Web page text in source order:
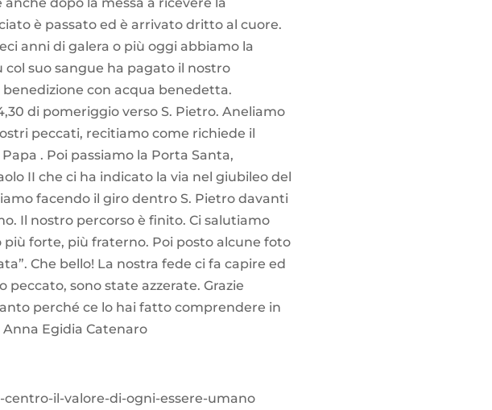
è passato ed è arrivato dritto al cuore.
anni di galera o più oggi abbiamo la
col suo sangue ha pagato il nostro
con acqua benedetta.
di pomeriggio verso S. Pietro. Aneliamo
peccati, recitiamo come richiede il
. Poi passiamo la Porta Santa,
II che ci ha indicato la via nel giubileo del
facendo il giro dentro S. Pietro davanti
Il nostro percorso è finito. Ci salutiamo
forte, più fraterno. Poi posto alcune foto
Che bello! La nostra fede ci fa capire ed
sono state azzerate. Grazie
perché ce lo hai fatto comprendere in
Egidia Catenaro
il-valore-di-ogni-essere-umano